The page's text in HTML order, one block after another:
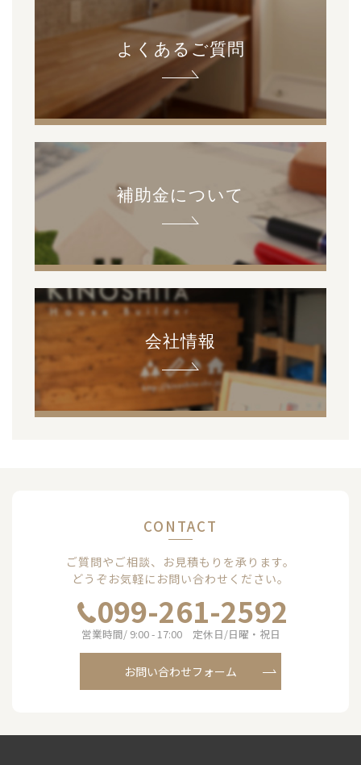
よくあるご質問
補助金について
会社情報
CONTACT
ご質問やご相談、お見積もりを承ります。
どうぞお気軽にお問い合わせください。
099-261-2592
営業時間/ 9:00 - 17:00 定休日/日曜・祝日
お問い合わせフォーム